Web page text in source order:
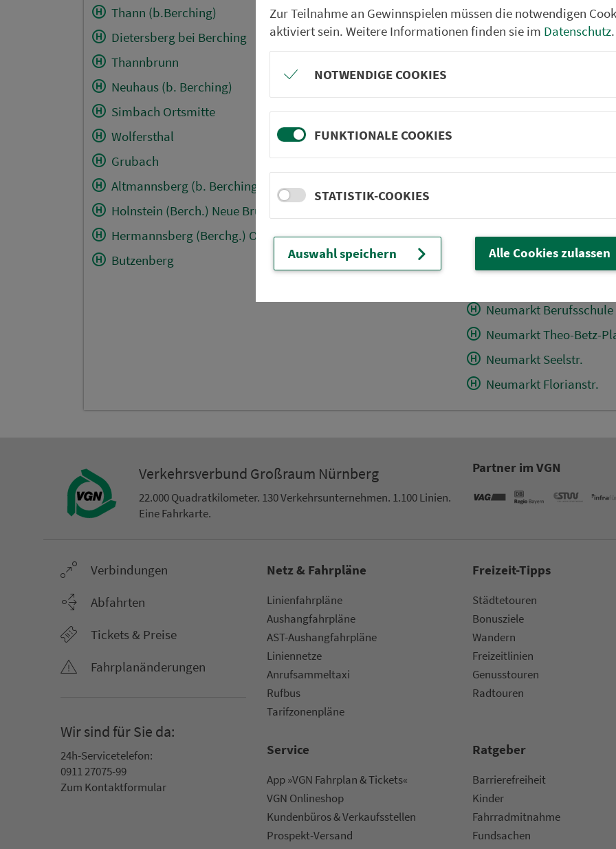
Thann (b.Berching)
Dietersberg bei Berching
Thannbrunn
Neuhaus (b. Berching)
Simbach Ortsmitte
Wolfersthal
Grubach
Altmannsberg (b. Berching)
Holnstein (Berch.) Neue Brücke
Hermannsberg (Berchg.) Ortsmi.
Butzenberg
Thannbrunn
Dietersberg bei Berching
Bäckermühle
Sippelmühle
Döllwang Kirche
Abzw. Hacklsberg
Neumarkt Berufsschule
Neumarkt Theo-Betz-
Neumarkt Seelstr.
Neumarkt Florianstr.
Ver­kehrs­ver­bund Groß­raum Nürn­berg
22.000 Qua­drat­ki­lo­me­ter. 130 Ver­kehrs­un­ter­neh­men. 1.100 Linien.
Eine Fahr­kar­te.
Partner im VGN
Ver­bin­dungen
Abfahrten
Tickets & Preise
Fahr­plan­ände­rungen
Wir sind für Sie da:
24h-Ser­vice­te­le­fon:
0911 27075-99
Zum Kon­taktformular
Netz & Fahrpläne
Li­ni­en­fahr­plä­ne
Aus­hang­fahr­plä­ne
AST-Aus­hang­fahr­plä­ne
Li­ni­en­netze
An­ruf­sam­mel­taxi
Rufbus
Ta­rif­zo­nen­plä­ne
Frei­zeit-Tipps
Städtetouren
Bonusziele
Wandern
Frei­zeit­li­ni­en
Genusstouren
Radtouren
Service
App »VGN Fahrplan & Tickets«
VGN On­line­shop
Kun­den­bü­ros & Ver­kaufs­stel­len
Prospekt-Versand
Rat­ge­ber
Bar­ri­e­re­frei­heit
Kinder
Fahr­rad­mit­nah­me
Fund­sachen
Zur Teilnahme an Gewinnspielen müssen die notwendigen
aktiviert sein. Weitere Informationen finden sie im Datenschutz.
NOTWENDIGE COOKIES
FUNKTIONALE COOKIES
STATISTIK-COOKIES
Auswahl speichern Alle Cookies zulassen